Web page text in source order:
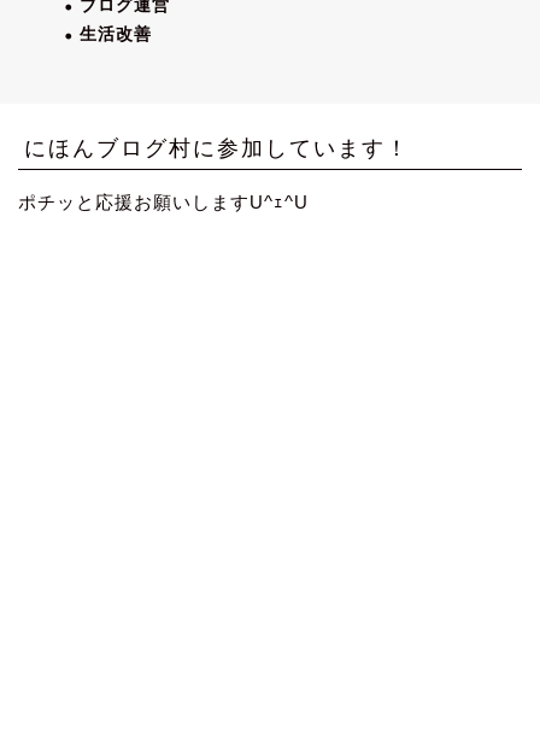
ブログ運営
生活改善
にほんブログ村に参加しています！
ポチッと応援お願いしますU^ｪ^U